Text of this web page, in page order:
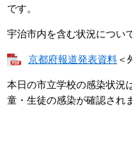
です。
宇治市内を含む状況につい
京都府報道発表資料＜
本日の市立学校の感染状況
童・生徒の感染が確認され